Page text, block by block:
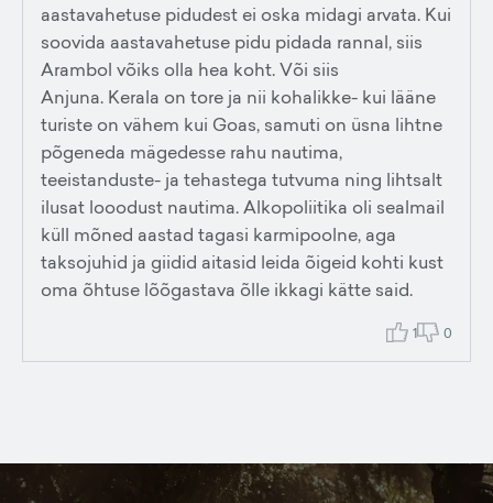
aastavahetuse pidudest ei oska midagi arvata. Kui
soovida aastavahetuse pidu pidada rannal, siis
Arambol võiks olla hea koht. Või siis
Anjuna. Kerala on tore ja nii kohalikke- kui lääne
turiste on vähem kui Goas, samuti on üsna lihtne
põgeneda mägedesse rahu nautima,
teeistanduste- ja tehastega tutvuma ning lihtsalt
ilusat looodust nautima. Alkopoliitika oli sealmail
küll mõned aastad tagasi karmipoolne, aga
taksojuhid ja giidid aitasid leida õigeid kohti kust
oma õhtuse lõõgastava õlle ikkagi kätte said.
1 0